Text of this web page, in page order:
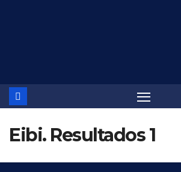
Eibi. Resultados 1